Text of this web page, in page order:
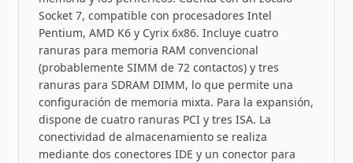
Socket 7, compatible con procesadores Intel
Pentium, AMD K6 y Cyrix 6x86. Incluye cuatro
ranuras para memoria RAM convencional
(probablemente SIMM de 72 contactos) y tres
ranuras para SDRAM DIMM, lo que permite una
configuración de memoria mixta. Para la expansión,
dispone de cuatro ranuras PCI y tres ISA. La
conectividad de almacenamiento se realiza
mediante dos conectores IDE y un conector para